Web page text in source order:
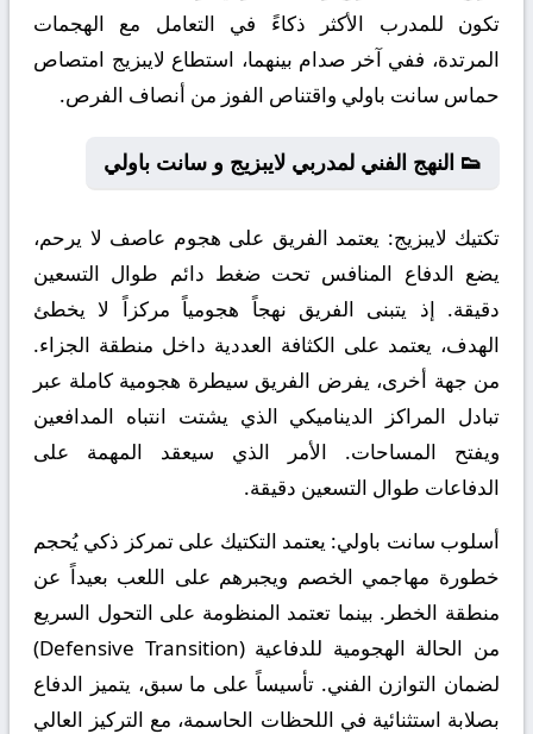
تكون للمدرب الأكثر ذكاءً في التعامل مع الهجمات
المرتدة، ففي آخر صدام بينهما، استطاع لايبزيج امتصاص
حماس سانت باولي واقتناص الفوز من أنصاف الفرص.
👟 النهج الفني لمدربي لايبزيج و سانت باولي
تكتيك لايبزيج: يعتمد الفريق على هجوم عاصف لا يرحم،
يضع الدفاع المنافس تحت ضغط دائم طوال التسعين
دقيقة. إذ يتبنى الفريق نهجاً هجومياً مركزاً لا يخطئ
الهدف، يعتمد على الكثافة العددية داخل منطقة الجزاء.
من جهة أخرى، يفرض الفريق سيطرة هجومية كاملة عبر
تبادل المراكز الديناميكي الذي يشتت انتباه المدافعين
ويفتح المساحات. الأمر الذي سيعقد المهمة على
الدفاعات طوال التسعين دقيقة.
أسلوب سانت باولي: يعتمد التكتيك على تمركز ذكي يُحجم
خطورة مهاجمي الخصم ويجبرهم على اللعب بعيداً عن
منطقة الخطر. بينما تعتمد المنظومة على التحول السريع
من الحالة الهجومية للدفاعية (Defensive Transition)
لضمان التوازن الفني. تأسيساً على ما سبق، يتميز الدفاع
بصلابة استثنائية في اللحظات الحاسمة، مع التركيز العالي